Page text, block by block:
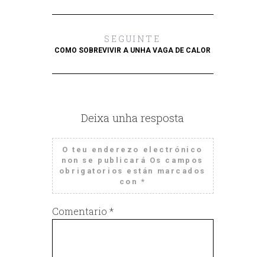
SEGUINTE
COMO SOBREVIVIR A UNHA VAGA DE CALOR
Deixa unha resposta
O teu enderezo electrónico
non se publicará Os campos
obrigatorios están marcados
con *
Comentario *